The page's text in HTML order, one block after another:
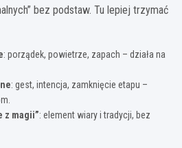
bez podstaw. Tu lepiej trzymać
: porządek, powietrze, zapach – działa na
: gest, intencja, zamknięcie etapu –
z magii”: element wiary i tradycji, bez